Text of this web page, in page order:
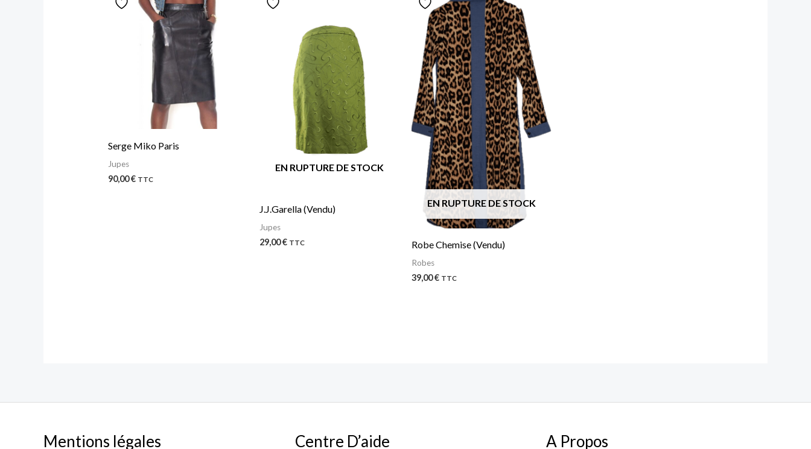
Serge Miko Paris
Jupes
90,00€ TTC
EN RUPTURE DE STOCK
J.J.Garella (Vendu)
Jupes
29,00€ TTC
EN RUPTURE DE STOCK
Robe Chemise (Vendu)
Robes
39,00€ TTC
Mentions légales Centre D’aide A Propos